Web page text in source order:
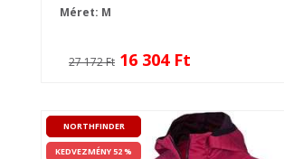
Méret: M
27 172 Ft 16 304 Ft
NORTHFINDER
KEDVEZMÉNY 52 %